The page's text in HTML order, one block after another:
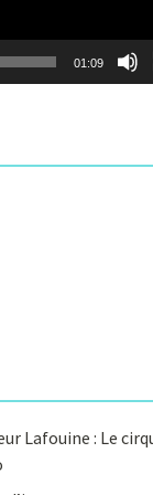
01:09
Lafouine : Le